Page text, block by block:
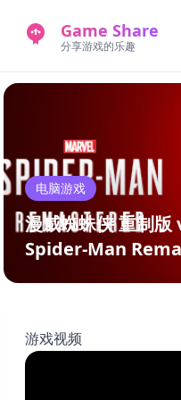
Game Share
分享游戏的乐趣
手机游戏
新版游戏站
电脑游戏
漫威蜘蛛侠 重制版
Spider-Man
游戏视频